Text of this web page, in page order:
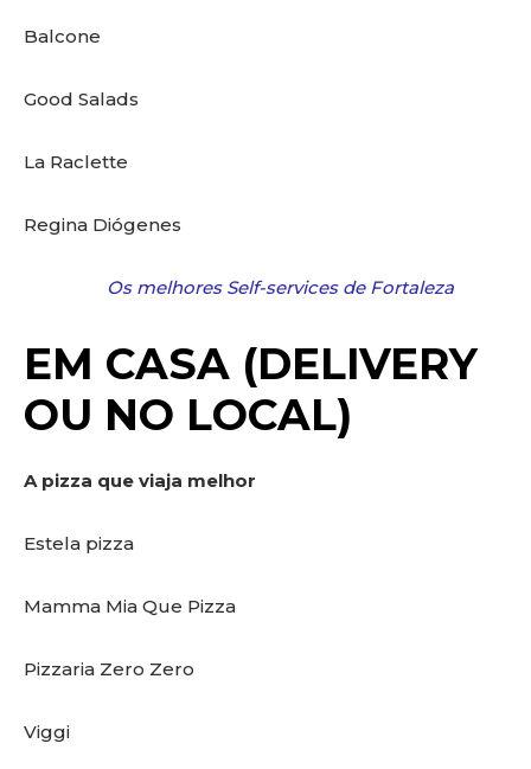
Balcone
Good Salads
La Raclette
Regina Diógenes
Os melhores Self-services de Fortaleza
EM CASA (DELIVERY
OU NO LOCAL)
A pizza que viaja melhor
Estela pizza
Mamma Mia Que Pizza
Pizzaria Zero Zero
Viggi